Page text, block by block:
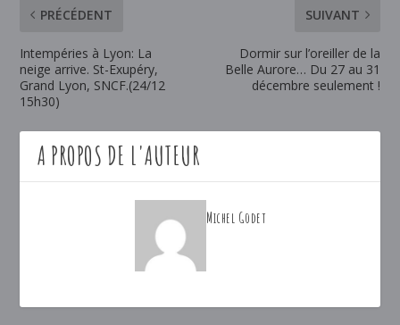
PRÉCÉDENT
Intempéries à Lyon: La
neige arrive. St-Exupéry,
Grand Lyon, SNCF.(24/12
15h30)
SUIVANT
Dormir sur l’oreiller de la
Belle Aurore… Du 27 au 31
décembre seulement !
A PROPOS DE L'AUTEUR
Michel Godet